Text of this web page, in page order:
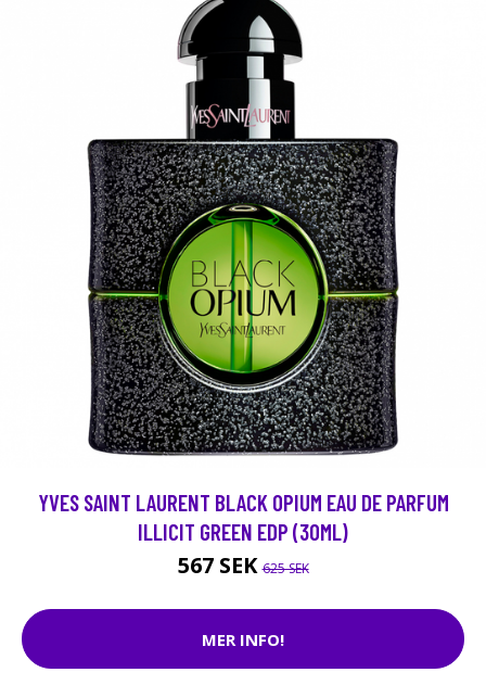
YVES SAINT LAURENT BLACK OPIUM EAU DE PARFUM
ILLICIT GREEN EDP (30ML)
567 SEK625 SEK
MER INFO!